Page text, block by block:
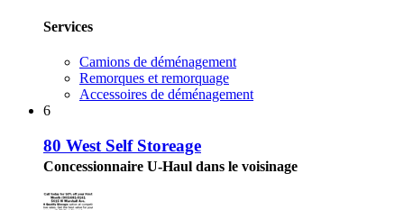
Services
Camions de déménagement
Remorques et remorquage
Accessoires de déménagement
6
80 West Self Storeage
Concessionnaire U-Haul dans le voisinage